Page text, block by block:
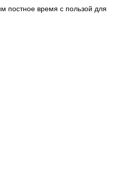
постное время с пользой для